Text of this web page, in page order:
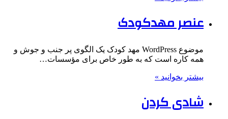
عنصر مهدکودک
موضوع WordPress مهد کودک یک الگوی پر جنب و جوش و
همه کاره است که به طور خاص برای مؤسسات…
بیشتر بخوانید »
شادی کردن